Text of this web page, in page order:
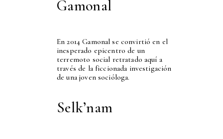
Gamonal
En 2014 Gamonal se convirtió en el
inesperado epicentro de un
terremoto social retratado aquí a
través de la ficcionada investigación
de una joven socióloga.
Selk’nam